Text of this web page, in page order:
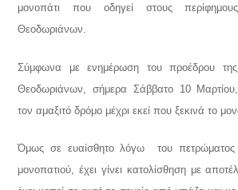
μονοπάτι που οδηγεί στους
Θεοδωριάνων.
Σύμφωνα με ενημέρωση του προέδρου της
Θεοδωριάνων, σήμερα Σάββατο 10
τον αμαξιτό δρόμο μέχρι εκεί που ξεκινά το
Όμως σε ευαίσθητο λόγω του πετρώματος
μονοπατιού, έχει γίνει κατολίσθηση με